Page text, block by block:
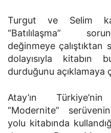
Turgut ve Selim
“Batılılaşma”
değinmeye çalıştıktan
dolayısıyla kitabın
durduğunu açıklamaya
Atay’ın
“Modernite”
yolu kitabında